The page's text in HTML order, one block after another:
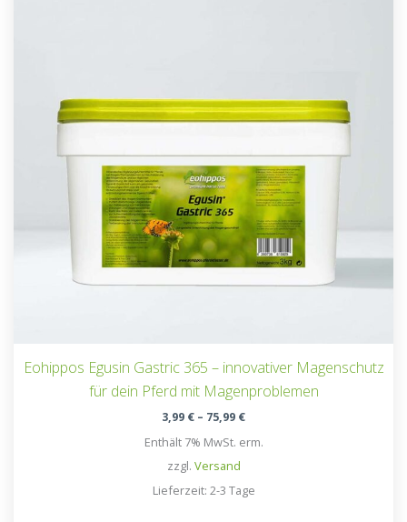
Eohippos Egusin Gastric 365 – innovativer Magenschutz
für dein Pferd mit Magenproblemen
3,99 € – 75,99 €Preisspanne:
bis
Enthält 7% MwSt. erm.
zzgl. Versand
Lieferzeit: 2-3 Tage